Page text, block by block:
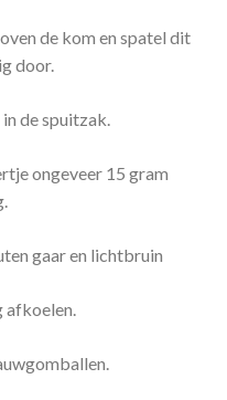
de kom en spatel dit
door.
de spuitzak.
ongeveer 15 gram
gaar en lichtbruin
afkoelen.